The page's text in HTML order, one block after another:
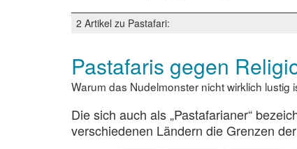
2 Artikel zu Pastafari:
Pastafaris gegen
Warum das Nudelmonster nicht wirklich lustig
Die sich auch als „Pastafarianer“
verschiedenen Ländern die Grenzen